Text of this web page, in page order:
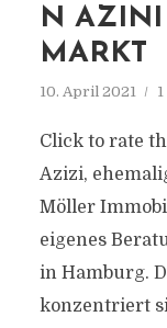
N AZINI
MARKT
10. April 2021
Click to rate
Azizi,
Möller
eigenes
in Hamburg.
konzentriert